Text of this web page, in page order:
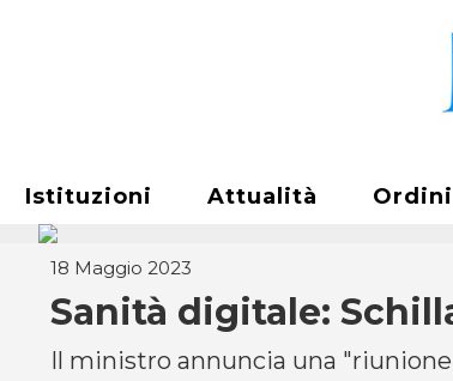
Istituzioni Attualità
18 Maggio 2023
Sanità digitale:
Il ministro annuncia una